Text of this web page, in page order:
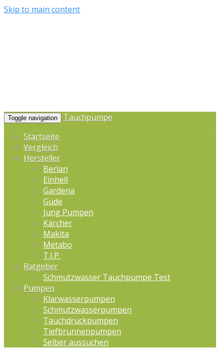
Skip to main content
Toggle navigation
Tauchpumpe
Startseite
Vergleich
Hersteller
Berlan
Einhell
Gardena
Güde
Jung Pumpen
Kärcher
Makita
Metabo
T.I.P.
Ratgeber
Schmutzwasser Tauchpumpe Test
Pumpen
Klarwasserpumpen
Schmutzwasserpumpen
Tauchdruckpumpen
Tiefbrunnenpumpen
Selber aussuchen